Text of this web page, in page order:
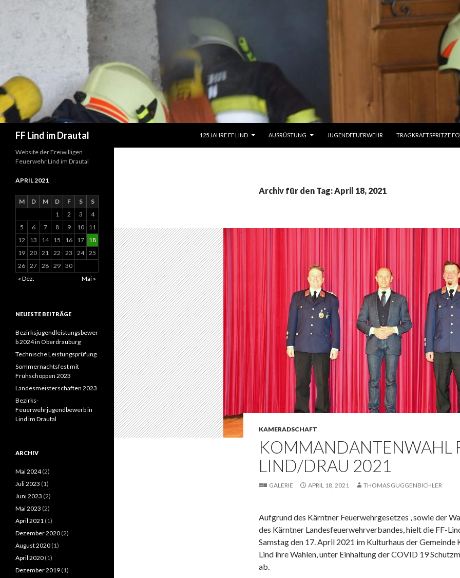
FF Lind im Drautal
125 JAHRE FF LIND
AUSRÜSTUNG JUGENDFEUERWEHR TRAGKRAFTSPRITZE
Archiv für den Tag: April 18, 2021
KAMERADSCHAFT
KOMMANDANTENWAHL
LIND/DRAU 2021
GALERIE APRIL 18, 2021 THOMAS GUGGENBICHLER
Aufgrund des Kärntner Feuerwehrgesetzes , sowie der
des Kärntner Landesfeuerwehrverbandes, hielt die FF-
Samstag den 17. April 2021 im Kulturhaus der Gemeinde
Lind ihre Wahlen, unter Einhaltung der COVID 19
ab.
Website der Freiwilligen
Feuerwehr Lind im Drautal
APRIL 2021
M D M D F S
S
1
2 3
4
5
6 7 8 9 10
11
12
13 14 15 16 17
18
19 20 21 22 23 24 25
26 27 28 29 30
« Dez.
Mai »
NEUESTE BEITRÄGE
Bezirksjugendleistungsbewer
b 2024 in Oberdrauburg
Technische Leistungsprüfung
Sommernachtsfest mit
Frühschoppen 2023
Landesmeisterschaften 2023
Bezirks-
Feuerwehrjugendbewerb in
Lind im Drautal
ARCHIV
Mai 2024(2)
Juli 2023 (1)
Juni 2023 (2)
Mai 2023 (2)
April 2021 (1)
Dezember 2020 (2)
August 2020 (1)
April 2020 (1)
Dezember 2019 (1)